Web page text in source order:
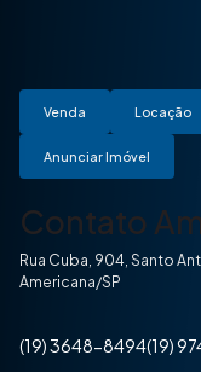
Venda Locação
Anunciar Imóvel
Contato
Rua Cuba, 904, Santo
Americana/SP
(19) 3648-8494(19)